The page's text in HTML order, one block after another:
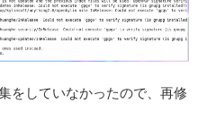
をしていなかったので、再修